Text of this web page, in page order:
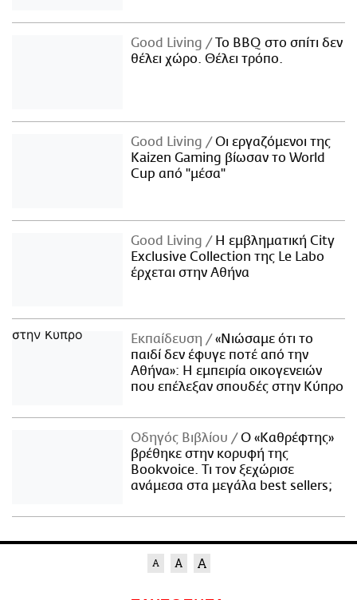
Good Living
Το BBQ στο σπίτι δεν
θέλει χώρο. Θέλει τρόπο.
Good Living
Οι εργαζόμενοι της
Kaizen Gaming βίωσαν το World
Cup από "μέσα"
Good Living
Η εμβληματική City
Exclusive Collection της Le Labo
έρχεται στην Αθήνα
Εκπαίδευση
«Νιώσαμε ότι το
παιδί δεν έφυγε ποτέ από την
Αθήνα»: Η εμπειρία οικογενειών
που επέλεξαν σπουδές στην Κύπρο
Οδηγός Βιβλίου
Ο «Καθρέφτης»
βρέθηκε στην κορυφή της
Bookvoice. Τι τον ξεχώρισε
ανάμεσα στα μεγάλα best sellers;